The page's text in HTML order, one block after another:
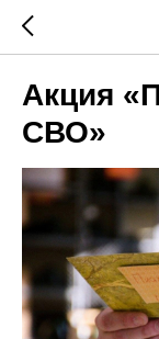
Акция
СВО»